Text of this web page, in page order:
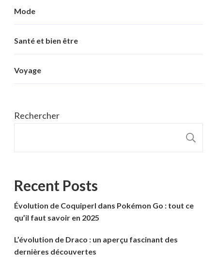
Mode
Santé et bien être
Voyage
Rechercher
Recent Posts
Évolution de Coquiperl dans Pokémon Go : tout ce
qu’il faut savoir en 2025
L’évolution de Draco : un aperçu fascinant des
dernières découvertes